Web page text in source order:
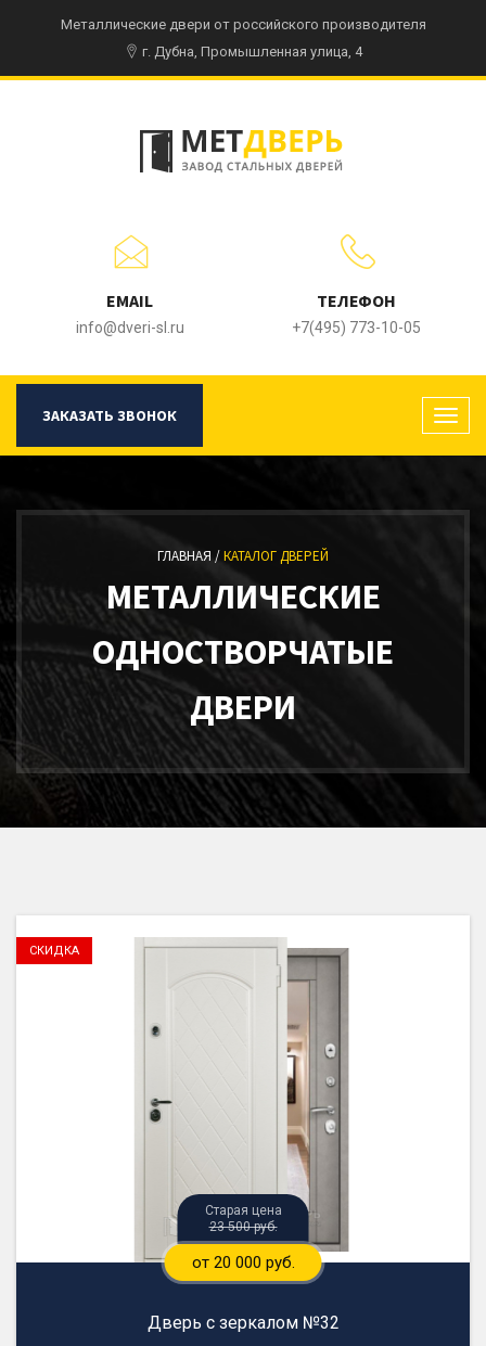
Металлические двери от российского производителя
г. Дубна, Промышленная улица, 4
EMAIL
info@dveri-sl.ru
ТЕЛЕФОН
+7(495) 773-10-05
ЗАКАЗАТЬ ЗВОНОК
ГЛАВНАЯ /КАТАЛОГ ДВЕРЕЙ
МЕТАЛЛИЧЕСКИЕ
ОДНОСТВОРЧАТЫЕ
ДВЕРИ
23 500 руб.
от 20 000 руб.
Дверь с зеркалом №32